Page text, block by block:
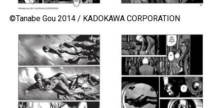
©Tanabe Gou 2014 / KADOKAWA CORPORATION